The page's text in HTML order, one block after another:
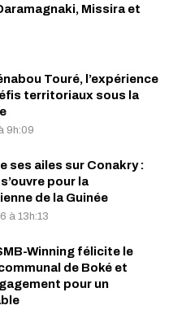
Missira et
Touré, l’expérience
territoriaux sous la
9h:09
ses ailes sur Conakry :
pour la
de la Guinée
à 13h:13
Winning félicite le
de Boké et
pour un